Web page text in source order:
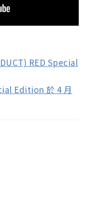
RED Special
Edition 於 4 月